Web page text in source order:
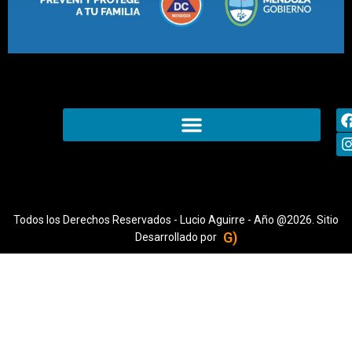
Todos los Derechos Reservados - Lucio Aguirre - Año @2026. Sitio
Desarrollado por G)